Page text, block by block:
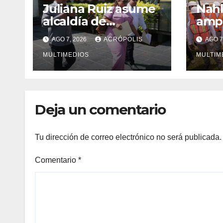
Juliana Ruiz asume
alcaldía de
Ixhuatlán del
Sureste
AGO 7, 2026 ACRÓPOLIS
MULTIMEDIOS
AGO
Deja un comentario
Tu dirección de correo electrónico no será publicada.
Comentario *